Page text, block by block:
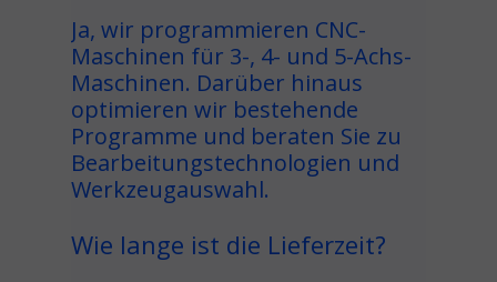
Ja, wir programmieren CNC-
Maschinen für 3-, 4- und 5-Achs-
Maschinen. Darüber hinaus
optimieren wir bestehende
Programme und beraten Sie zu
Bearbeitungstechnologien und
Werkzeugauswahl.
Wie lange ist die Lieferzeit?